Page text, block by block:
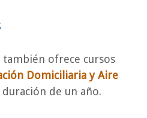
ofrece cursos
Domiciliaria y Aire
de un año.